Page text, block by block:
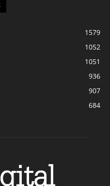
1579
1052
1051
936
907
684